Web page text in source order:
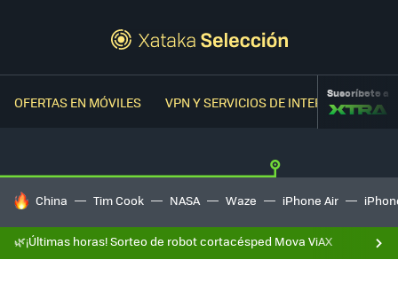
OFERTAS EN MÓVILES VPN Y SERVICIOS DE INTERNETSuscríbete a
HOY SE HABLA DE
China Tim Cook NASA Waze iPhone Air
🌿¡Últimas horas! Sorteo de robot cortacésped Mova ViAX